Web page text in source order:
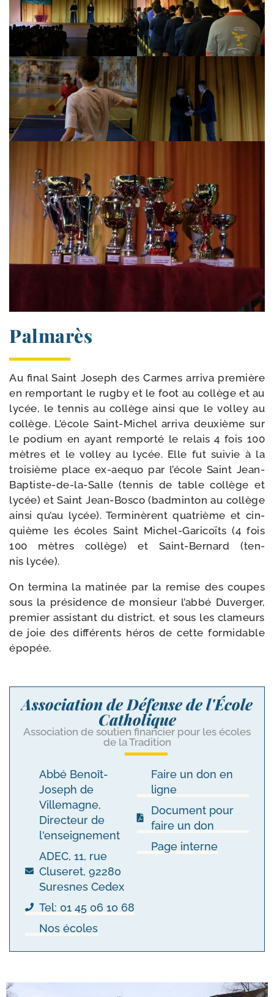
Palmarès
Au final Saint Joseph des Carmes arri­va pre­mière
en rem­por­tant le rug­by et le foot au col­lège et au
lycée, le ten­nis au col­lège ain­si que le vol­ley au
col­lège. L’école Saint-​Michel arri­va deuxième sur
le podium en ayant rem­por­té le relais 4 fois 100
mètres et le vol­ley au lycée. Elle fut sui­vie à la
troi­sième place ex-​aequo par l’école Saint Jean-​
Baptiste-​de-​la-​Salle (ten­nis de table col­lège et
lycée) et Saint Jean-​Bosco (bad­min­ton au col­lège
ain­si qu’au lycée). Terminèrent qua­trième et cin­
quième les écoles Saint Michel-​Garicoïts (4 fois
100 mètres col­lège) et Saint-​Bernard (ten­
nis lycée).
On ter­mi­na la mati­née par la remise des coupes
sous la pré­si­dence de mon­sieur l’abbé Duverger,
pre­mier assis­tant du dis­trict, et sous les cla­meurs
de joie des dif­fé­rents héros de cette for­mi­dable
épopée.
Association de Défense de l'École
Catholique
Association de soutien financier pour les écoles
de la Tradition
Abbé Benoît-
Joseph de
Villemagne,
Directeur de
l'enseignement
ADEC, 11, rue
Cluseret, 92280
Suresnes Cedex
Tel: 01 45 06 10 68
Nos écoles
Faire un don en
ligne
Document pour
faire un don
Page interne